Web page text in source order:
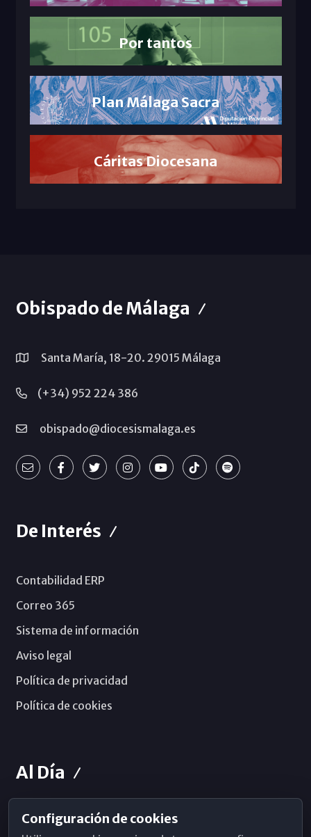
Por tantos
Plan Málaga Sacra
Cáritas Diocesana
Obispado de Málaga
Santa María, 18-20. 29015 Málaga
(+34) 952 224 386
obispado@diocesismalaga.es
De Interés
Contabilidad ERP
Correo 365
Sistema de información
Aviso legal
Política de privacidad
Política de cookies
Al Día
Horarios de Misa
Configuración de cookies